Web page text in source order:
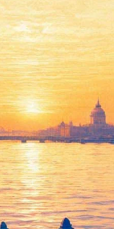
Горбунка и